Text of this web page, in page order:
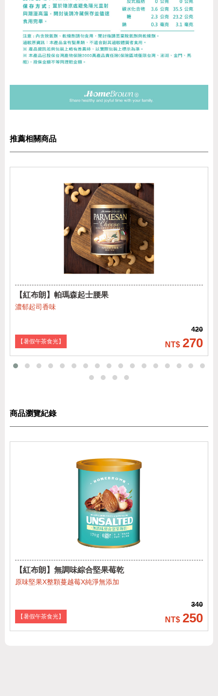
推薦相關商品
【紅布朗】帕瑪森起士腰果
濃郁起司香味
【暑假午茶食光】
420
270
商品瀏覽紀錄
【紅布朗】無調味綜合堅果莓乾
原味堅果X整顆蔓越莓X純淨無添加
【暑假午茶食光】
340
250